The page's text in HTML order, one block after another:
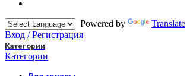
Powered by
Translate
Вход / Регистрация
Категории
Категории